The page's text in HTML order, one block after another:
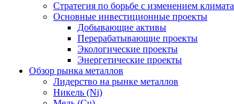
Стратегия по борьбе с изменением климата
Основные инвестиционные проекты
Добывающие активы
Перерабатывающие проекты
Экологические проекты
Энергетические проекты
Обзор рынка металлов
Лидерство на рынке металлов
Никель (Ni)